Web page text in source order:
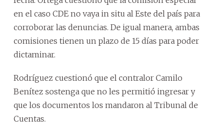
en el caso CDE no vaya in situ al Este del país para
corroborar las denuncias. De igual manera, ambas
comisiones tienen un plazo de 15 días para poder
dictaminar.
Rodríguez cuestionó que el contralor Camilo
Benítez sostenga que no les permitió ingresar y
que los documentos los mandaron al Tribunal de
Cuentas.